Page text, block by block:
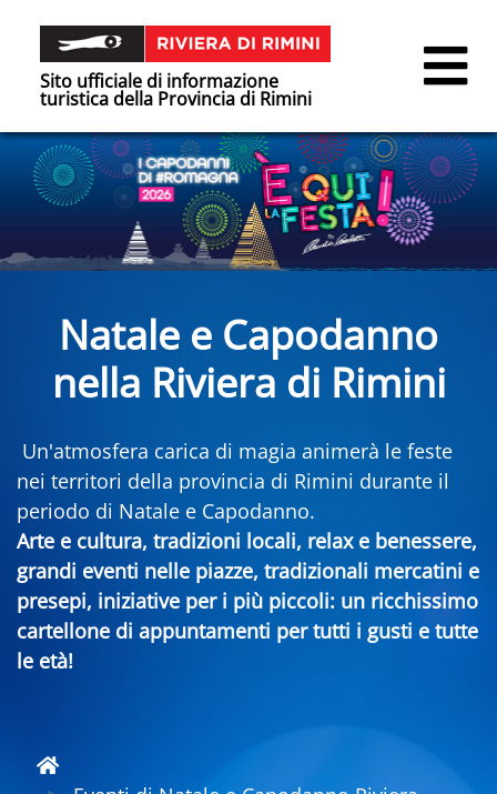
Sito ufficiale di informazione
turistica della Provincia di Rimini
Natale e Capodanno
nella Riviera di Rimini
Un'atmosfera carica di magia animerà le feste
nei territori della provincia di Rimini durante il
periodo di Natale e Capodanno.
Arte e cultura, tradizioni locali, relax e benessere,
grandi eventi nelle piazze, tradizionali mercatini e
presepi, iniziative per i più piccoli: un ricchissimo
cartellone di appuntamenti per tutti i gusti e tutte
le età!